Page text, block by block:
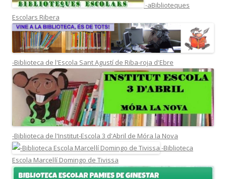
-aBiblioteques
Escolars Ribera
-Biblioteca de l'Escola Sant Agustí de Riba-roja d'Ebre
-Biblioteca de l'Institut-Escola 3 d'Abril de Móra la Nova
-Biblioteca
Escola Marcel·lí Domingo de Tivissa